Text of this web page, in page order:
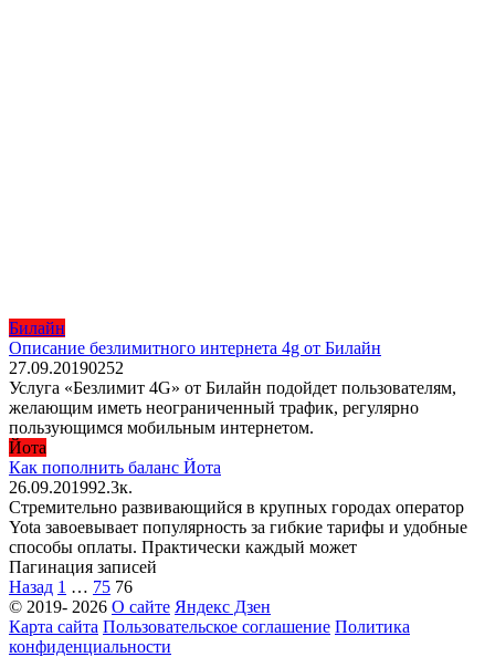
Билайн
Описание безлимитного интернета 4g от Билайн
27.09.20190252
Услуга «Безлимит 4G» от Билайн подойдет пользователям,
желающим иметь неограниченный трафик, регулярно
пользующимся мобильным интернетом.
Йота
Как пополнить баланс Йота
26.09.201992.3к.
Стремительно развивающийся в крупных городах оператор
Yota завоевывает популярность за гибкие тарифы и удобные
способы оплаты. Практически каждый может
Пагинация записей
Назад 1 … 75 76
© 2019- 2026 О сайте Яндекс Дзен
Карта сайта Пользовательское соглашение Политика
конфиденциальности